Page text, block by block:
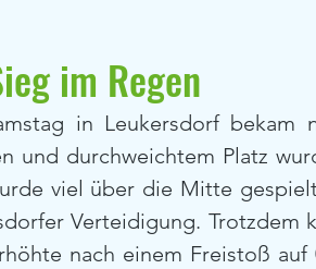
im Regen
in Leukersdorf
und durchweichtem Platz
viel über die Mitte
Verteidigung. Trotzdem
nach einem Freistoß auf